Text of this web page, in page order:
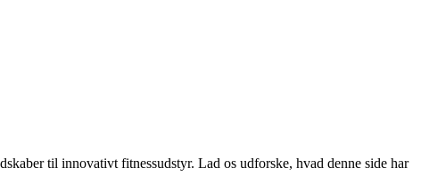
til innovativt fitnessudstyr. Lad os udforske, hvad denne side har